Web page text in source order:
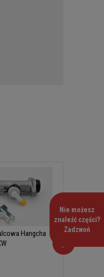
Hangcha
Nie możesz
znaleźć części?
Zadzwoń